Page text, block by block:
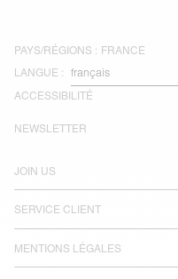
PAYS/RÉGIONS : FRANCE
LANGUE :
ACCESSIBILITÉ
JOIN US
SERVICE CLIENT
MENTIONS LÉGALES
NEWSLETTER